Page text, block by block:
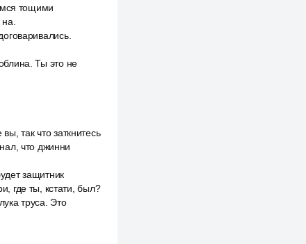
тощими
Ты это не
так что заткнитесь
что джинни
защитник
где ты, кстати, был?
труса. Это